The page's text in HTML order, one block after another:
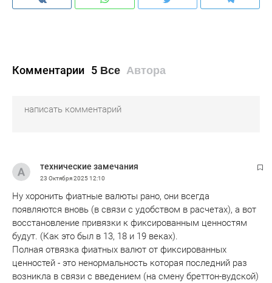
Комментарии 5 Все Автора
технические замечания
23 Октября 202512:10
Ну хоронить фиатные валюты рано, они всегда
появляются вновь (в связи с удобством в расчетах), а вот
восстановление привязки к фиксированным ценностям
будут. (Как это был в 13, 18 и 19 веках).
Полная отвязка фиатных валют от фиксированных
ценностей - это ненормальность которая последний раз
возникла в связи с введением (на смену бреттон-вудской)